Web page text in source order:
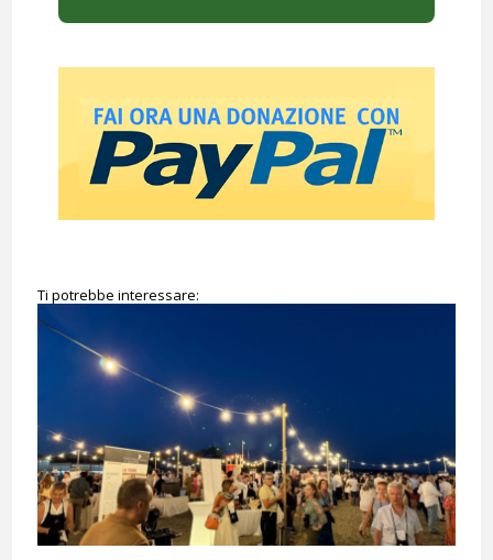
Ti potrebbe interessare: